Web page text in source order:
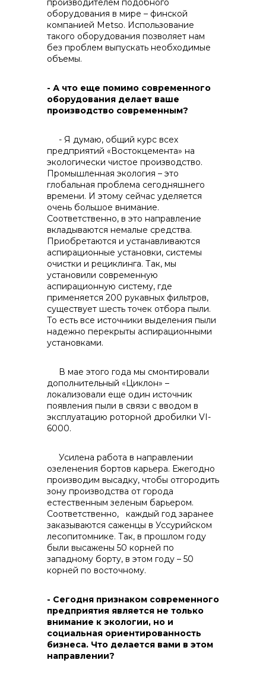
производителем подобного
оборудования в мире – финской
компанией Metso. Использование
такого оборудования позволяет нам
без проблем выпускать необходимые
объемы.
- А что еще помимо современного
оборудования делает ваше
производство современным?
- Я думаю, общий курс всех
предприятий «Востокцемента» на
экологически чистое производство.
Промышленная экология – это
глобальная проблема сегодняшнего
времени. И этому сейчас уделяется
очень большое внимание.
Соответственно, в это направление
вкладываются немалые средства.
Приобретаются и устанавливаются
аспирационные установки, системы
очистки и рециклинга. Так, мы
установили современную
аспирационную систему, где
применяется 200 рукавных фильтров,
существует шесть точек отбора пыли.
То есть все источники выделения пыли
надежно перекрыты аспирационными
установками.
В мае этого года мы смонтировали
дополнительный «Циклон» –
локализовали еще один источник
появления пыли в связи с вводом в
эксплуатацию роторной дробилки VI-
6000.
Усилена работа в направлении
озеленения бортов карьера. Ежегодно
производим высадку, чтобы отгородить
зону производства от города
естественным зеленым барьером.
Соответственно, каждый год заранее
заказываются саженцы в Уссурийском
лесопитомнике. Так, в прошлом году
были высажены 50 корней по
западному борту, в этом году – 50
корней по восточному.
- Сегодня признаком современного
предприятия является не только
внимание к экологии, но и
социальная ориентированность
бизнеса. Что делается вами в этом
направлении?